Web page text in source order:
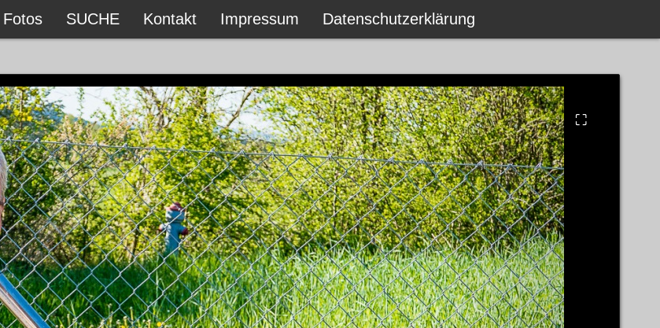
Fotos SUCHE Kontakt Impressum Datenschutzerklärung
⛶